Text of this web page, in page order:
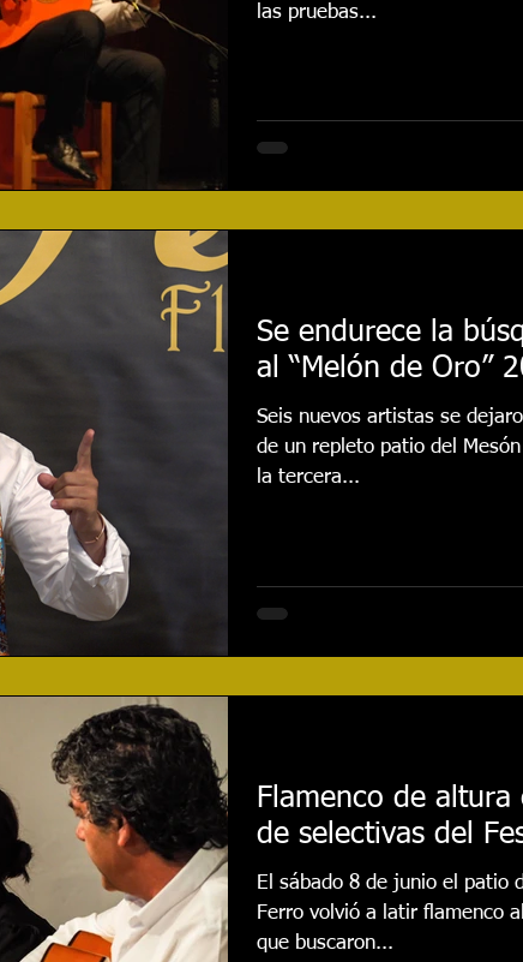
las pruebas...
Se endurece la
al “Melón de Oro”
Seis nuevos artistas se
de un repleto patio del
la tercera...
Flamenco de
de selectivas del
El sábado 8 de junio el patio
Ferro volvió a latir flamenco
que buscaron...